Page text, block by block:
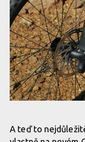
A teď to